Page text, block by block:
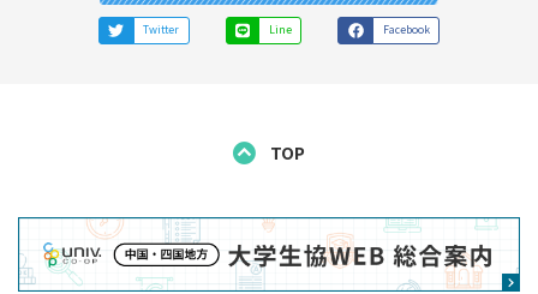
Twitter Line Facebook
TOP